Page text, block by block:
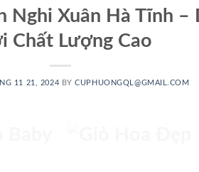
Nghi Xuân Hà Tĩnh –
Chất Lượng Cao
11 21, 2024 BYCUPHUONGQL@GMAIL.COM
GIỎ HOA